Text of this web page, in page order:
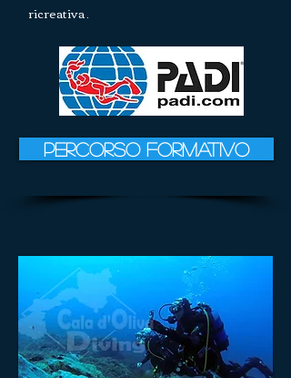
ricreativa .
Percorso formativo